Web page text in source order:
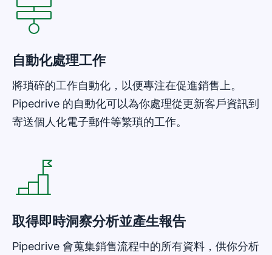
自動化處理工作
將瑣碎的工作自動化，以便專注在促進銷售上。
Pipedrive 的自動化可以為你處理從更新客戶資訊到
寄送個人化電子郵件等繁瑣的工作。
取得即時洞察分析並產生報告
Pipedrive 會蒐集銷售流程中的所有資料，供你分析